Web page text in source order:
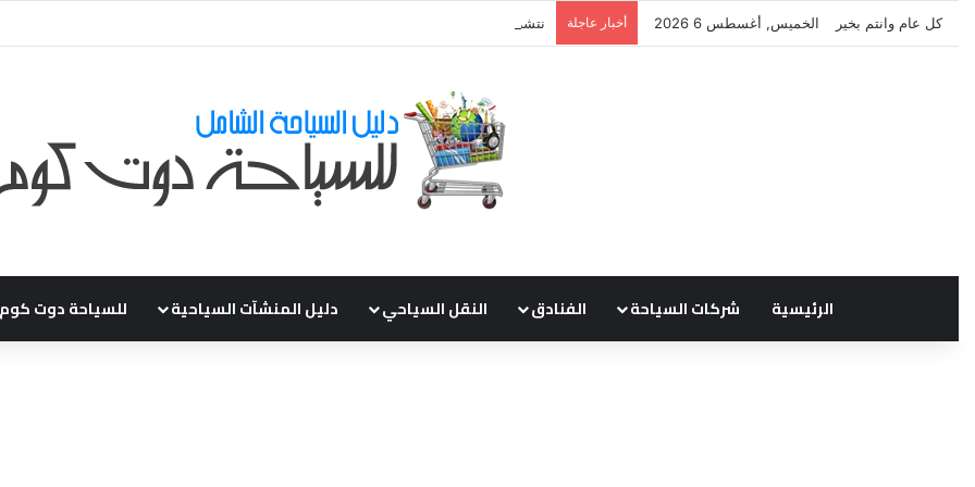
كل عام وانتم بخير الخميس, أغسطس 6 2026 أخبار عاجلة نتشرف بتلقي طلباتكم و استفسارتكم ... لو عندك سؤال او استفسار ماتدرددش فى طلب
الرئيسية شركات السياحة الفنادق النقل السياحي دليل المنشآت السياحية للسياحة دوت كوم